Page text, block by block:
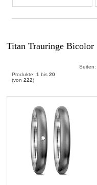
Titan Trauringe Bicolor
Produkte:1 bis20
(von222)
Seiten: